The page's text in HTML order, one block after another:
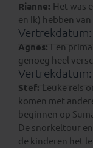
Rianne: Het was
en ik) hebben
Agnes: Een
genoeg heel
Stef: Leuke reis
komen met
beginnen op
De snorkeltour
de kinderen het